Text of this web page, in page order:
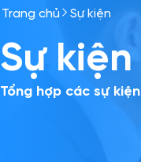
Trang chủ Sự kiện
Sự kiện
Tổng hợp các sự